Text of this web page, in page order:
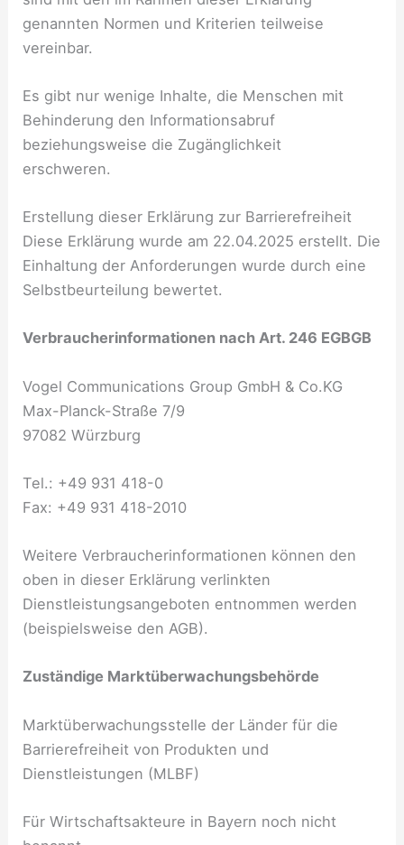
genannten Normen und Kriterien teilweise
vereinbar.
Es gibt nur wenige Inhalte, die Menschen mit
Behinderung den Informationsabruf
beziehungsweise die Zugänglichkeit
erschweren.
Erstellung dieser Erklärung zur Barrierefreiheit
Diese Erklärung wurde am 22.04.2025 erstellt. Die
Einhaltung der Anforderungen wurde durch eine
Selbstbeurteilung bewertet.
Verbraucherinformationen nach Art. 246 EGBGB
Vogel Communications Group GmbH & Co.KG
Max-Planck-Straße 7/9
97082 Würzburg
Tel.: +49 931 418-0
Fax: +49 931 418-2010
Weitere Verbraucherinformationen können den
oben in dieser Erklärung verlinkten
Dienstleistungsangeboten entnommen werden
(beispielsweise den AGB).
Zuständige Marktüberwachungsbehörde
Marktüberwachungsstelle der Länder für die
Barrierefreiheit von Produkten und
Dienstleistungen (MLBF)
Für Wirtschaftsakteure in Bayern noch nicht